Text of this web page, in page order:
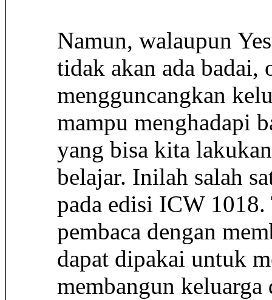
Namun, walaupun
tidak akan ada badai,
mengguncangkan
mampu menghadapi
yang bisa kita
belajar. Inilah salah
pada edisi ICW
pembaca dengan
dapat dipakai untuk
membangun